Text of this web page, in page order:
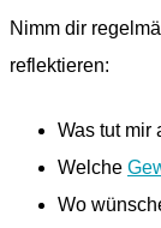
Nimm dir
reflektieren:
Was tut mir
Welche
Wo